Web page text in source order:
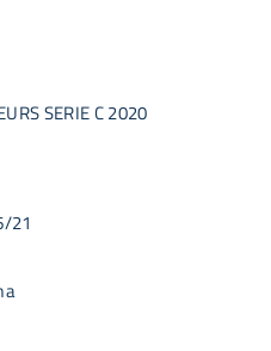
SERIE C 2020
21